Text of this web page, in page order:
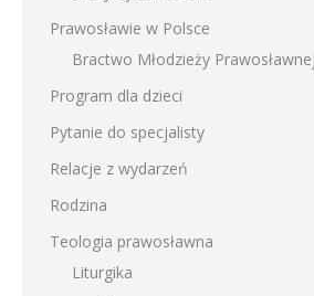
Prawosławie w Polsce
Bractwo Młodzieży Prawosławnej
Program dla dzieci
Pytanie do specjalisty
Relacje z wydarzeń
Rodzina
Teologia prawosławna
Liturgika